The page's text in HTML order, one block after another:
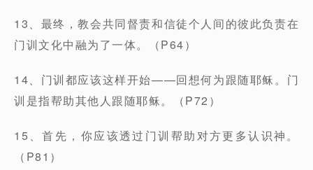
13、最终，教会共同督责和信徒个人间的彼此负责在
门训文化中融为了一体。（P64）
14、门训都应该这样开始——回想何为跟随耶稣。门
训是指帮助其他人跟随耶稣。（P72）
15、首先，你应该透过门训帮助对方更多认识神。
（P81）